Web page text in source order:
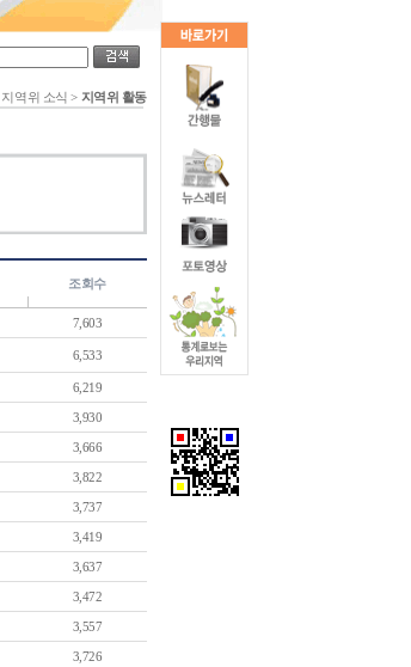
지역위 소식 > 지역위 활동
조회수
7,603
6,533
6,219
3,930
3,666
3,822
3,737
3,419
3,637
3,472
3,557
3,726